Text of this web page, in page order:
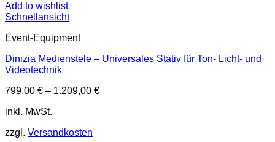
Add to wishlist
Schnellansicht
Event-Equipment
Dinizia Medienstele – Universales Stativ für Ton- Licht- und
Videotechnik
799,00 € – 1.209,00 €
inkl. MwSt.
zzgl. Versandkosten